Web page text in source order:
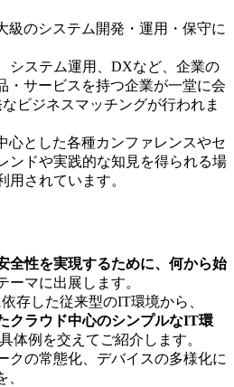
級のシステム開発・運用・保守に
システム運用、DXなど、企業の
・サービスを持つ企業が一堂に会
ビジネスマッチングが行われま
心とした各種カンファレンスやセ
ンドや実践的な知見を得られる場
用されています。
全性を実現するために、何から始
ーマに出展します。
存した従来型のIT環境から、
クラウド中心のシンプルなIT環
体例を交えてご紹介します。
クの常態化、デバイスの多様化に